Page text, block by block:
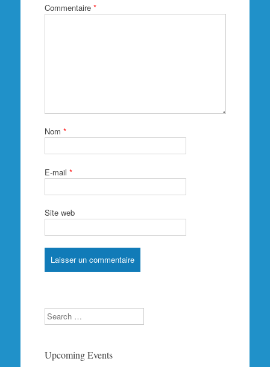
Commentaire *
Nom *
E-mail *
Site web
Search
Upcoming Events